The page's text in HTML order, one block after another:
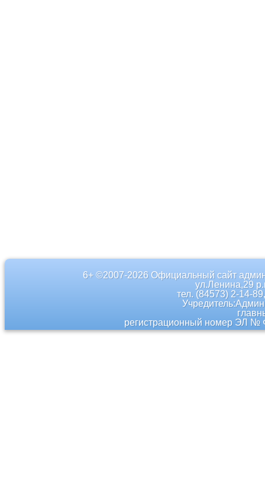
6+ ©2007-2026 Официальный сайт
ул.Ленина,29
тел. (84573) 2-14-
регистрационный номер ЭЛ №